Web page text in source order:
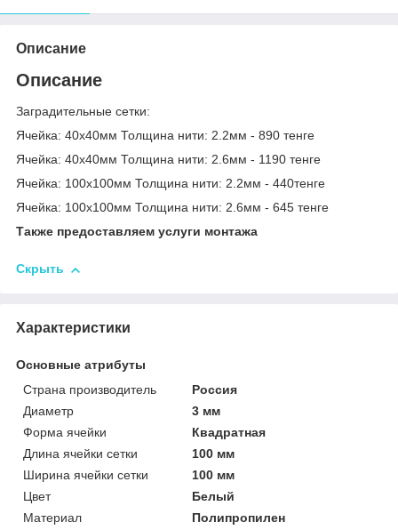
Описание
Описание
Заградительные сетки:
Ячейка: 40х40мм Толщина нити: 2.2мм - 890 тенге
Ячейка: 40х40мм Толщина нити: 2.6мм - 1190 тенге
Ячейка: 100х100мм Толщина нити: 2.2мм - 440тенге
Ячейка: 100х100мм Толщина нити: 2.6мм - 645 тенге
Также предоставляем услуги монтажа
Скрыть
Характеристики
Основные атрибуты
Страна производитель
Россия
Диаметр
3 мм
Форма ячейки
Квадратная
Длина ячейки сетки
100 мм
Ширина ячейки сетки
100 мм
Цвет
Белый
Материал
Полипропилен